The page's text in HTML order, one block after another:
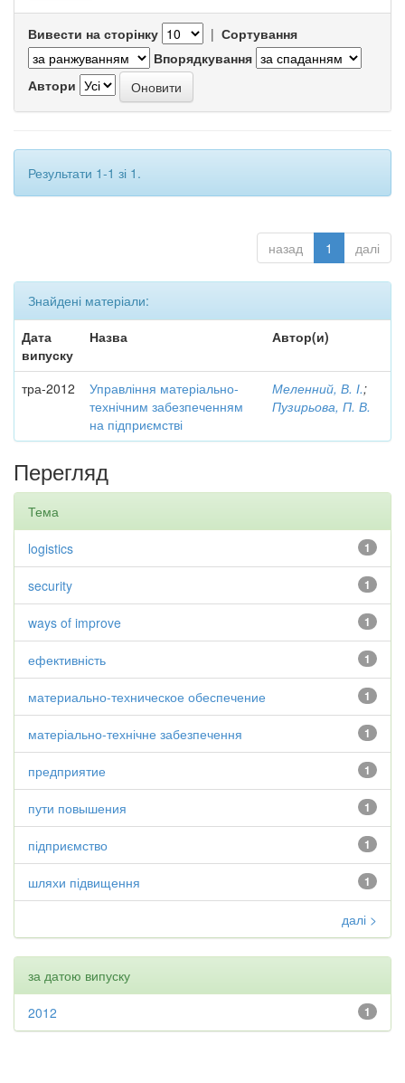
Вивести на сторінку | Сортування
Впорядкування
Автори
Результати 1-1 зі 1.
назад 1 далі
Знайдені матеріали:
Дата
випуску
Назва Автор(и)
тра-2012
Управління матеріально-
технічним забезпеченням
на підприємстві
Меленний, В. І.;
Пузирьова, П. В.
Перегляд
Тема
1
logistics
1
security
1
ways of improve
1
ефективність
1
материально-техническое обеспечение
1
матеріально-технічне забезпечення
1
предприятие
1
пути повышения
1
підприємство
1
шляхи підвищення
далі >
за датою випуску
1
2012